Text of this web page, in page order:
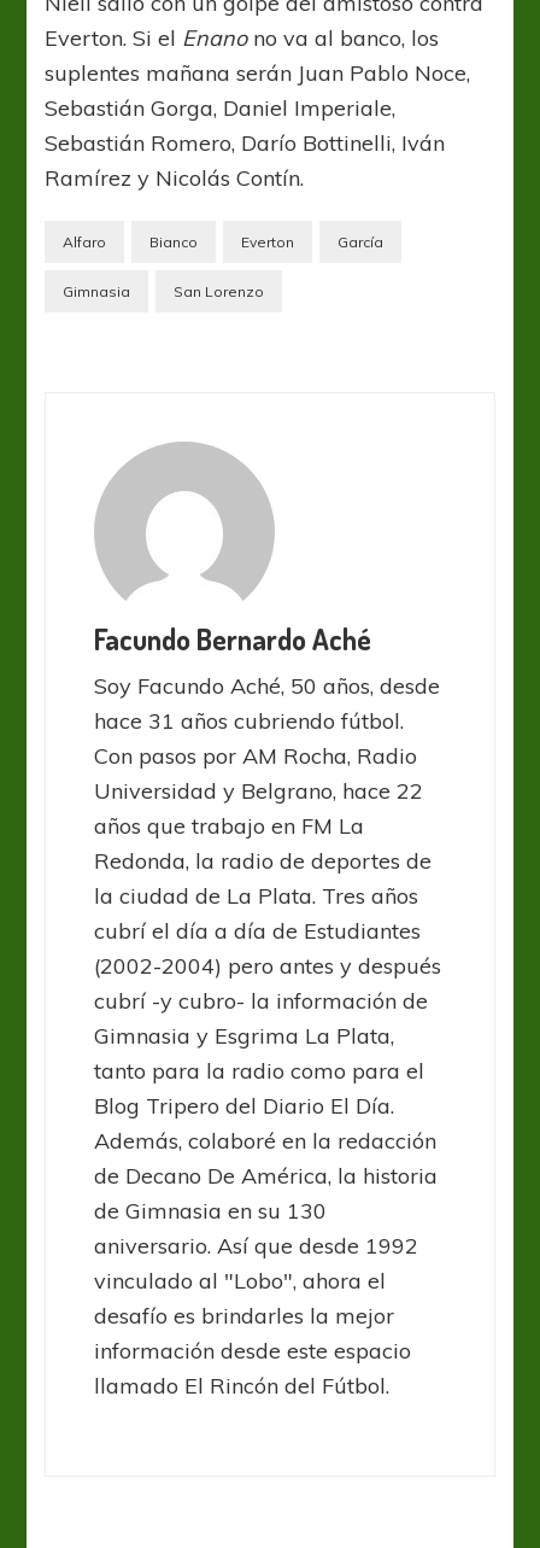
Everton. Si el Enanono va al banco, los
suplentes mañana serán Juan Pablo Noce,
Sebastián Gorga, Daniel Imperiale,
Sebastián Romero, Darío Bottinelli, Iván
Ramírez y Nicolás Contín.
Alfaro Bianco Everton García
Gimnasia San Lorenzo
Facundo Bernardo Aché
Soy Facundo Aché, 50 años, desde
hace 31 años cubriendo fútbol.
Con pasos por AM Rocha, Radio
Universidad y Belgrano, hace 22
años que trabajo en FM La
Redonda, la radio de deportes de
la ciudad de La Plata. Tres años
cubrí el día a día de Estudiantes
(2002-2004) pero antes y después
cubrí -y cubro- la información de
Gimnasia y Esgrima La Plata,
tanto para la radio como para el
Blog Tripero del Diario El Día.
Además, colaboré en la redacción
de Decano De América, la historia
de Gimnasia en su 130
aniversario. Así que desde 1992
vinculado al "Lobo", ahora el
desafío es brindarles la mejor
información desde este espacio
llamado El Rincón del Fútbol.